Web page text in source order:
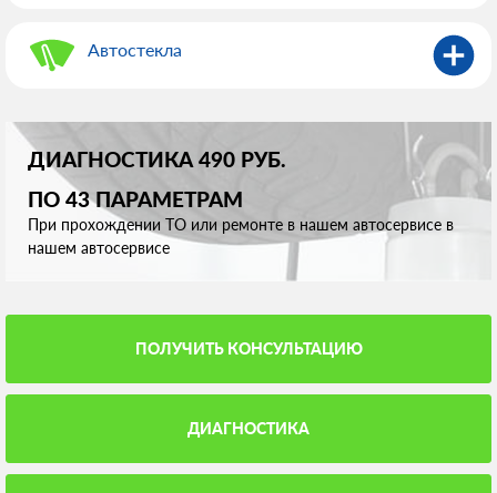
Автостекла
ДИАГНОСТИКА 490 РУБ.
ПО 43 ПАРАМЕТРАМ
При прохождении ТО или ремонте в нашем автосервисе в
нашем автосервисе
ПОЛУЧИТЬ КОНСУЛЬТАЦИЮ
ДИАГНОСТИКА